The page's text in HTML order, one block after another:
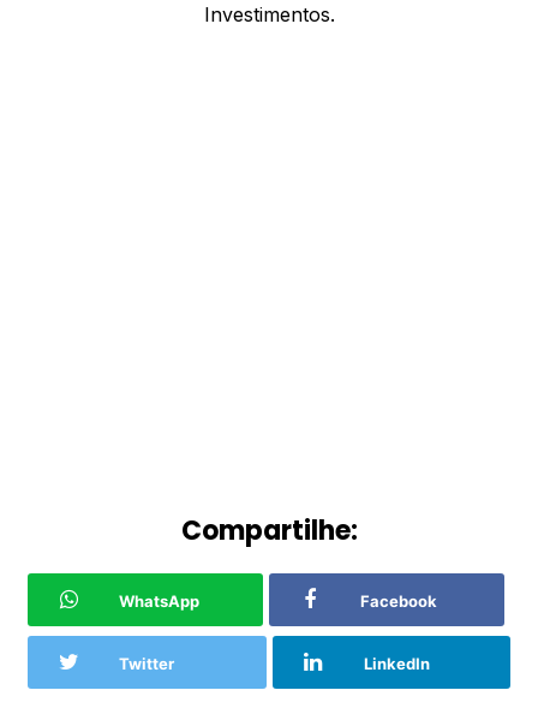
Investimentos.
Compartilhe:
WhatsApp Facebook
Twitter LinkedIn